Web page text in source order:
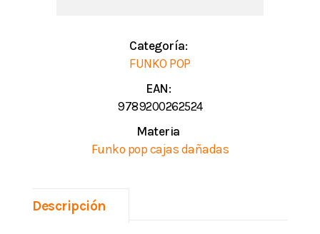
Categoría:
FUNKO POP
EAN:
9789200262524
Materia
Funko pop cajas dañadas
Descripción